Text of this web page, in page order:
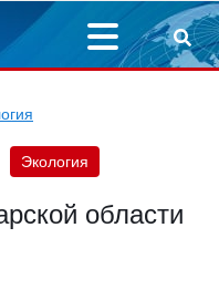
Экология
области